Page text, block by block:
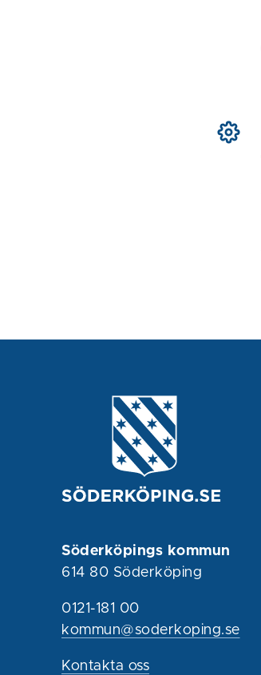
Söderköpings kommun
614 80 Söderköping
0121-181 00
kommun@soderkoping.se
Kontakta oss